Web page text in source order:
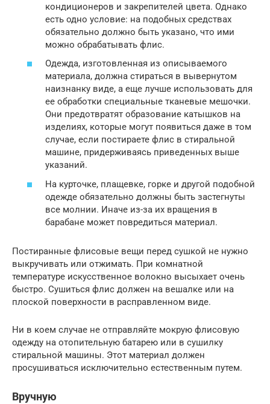
кондиционеров и закрепителей цвета. Однако
есть одно условие: на подобных средствах
обязательно должно быть указано, что ими
можно обрабатывать флис.
Одежда, изготовленная из описываемого
материала, должна стираться в вывернутом
наизнанку виде, а еще лучше использовать для
ее обработки специальные тканевые мешочки.
Они предотвратят образование катышков на
изделиях, которые могут появиться даже в том
случае, если постираете флис в стиральной
машине, придерживаясь приведенных выше
указаний.
На курточке, плащевке, горке и другой подобной
одежде обязательно должны быть застегнуты
все молнии. Иначе из-за их вращения в
барабане может повредиться материал.
Постиранные флисовые вещи перед сушкой не нужно
выкручивать или отжимать. При комнатной
температуре искусственное волокно высыхает очень
быстро. Сушиться флис должен на вешалке или на
плоской поверхности в расправленном виде.
Ни в коем случае не отправляйте мокрую флисовую
одежду на отопительную батарею или в сушилку
стиральной машины. Этот материал должен
просушиваться исключительно естественным путем.
Вручную